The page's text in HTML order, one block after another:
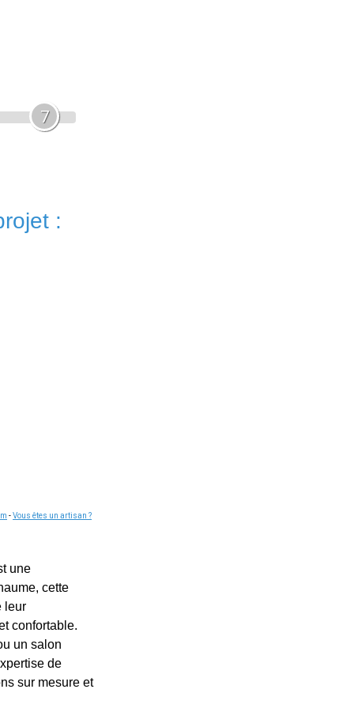
7
:
-Vous êtes un artisan ?
une
cette
leur
confortable.
un salon
de
sur mesure et